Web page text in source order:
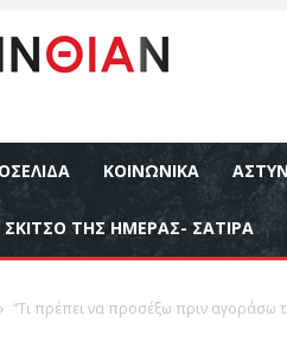
ΚΟΙΝΩΝΙΚΆ
ΤΗΣ ΗΜΕΡΑΣ- ΣΑΤΙΡΑ
“Τι πρέπει να προσέξω πριν αγοράσω